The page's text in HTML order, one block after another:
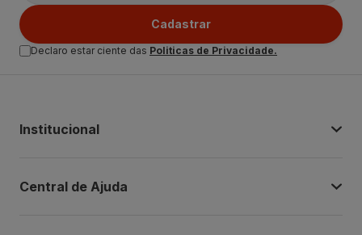
Cadastrar
Declaro estar ciente das Politicas de Privacidade.
Institucional
Central de Ajuda